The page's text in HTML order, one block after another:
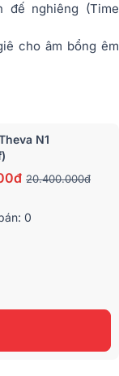
đế nghiêng (Time
cho âm bổng êm
N1
20.400.000đ
0